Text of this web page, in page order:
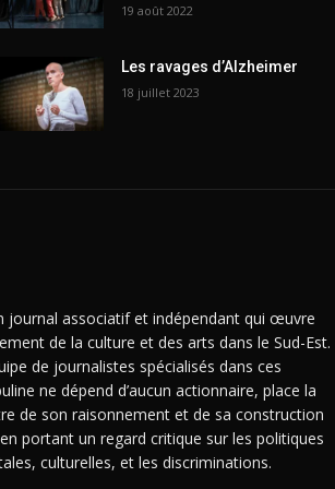
19 août 2022
Les ravages d’Alzheimer
18 juillet 2023
journal associatif et indépendant qui œuvre
de la culture et des arts dans le Sud-Est.
de journalistes spécialisés dans ces
ne dépend d’aucun actionnaire, place la
de son raisonnement et de sa construction
portant un regard critique sur les politiques
culturelles, et les discriminations.